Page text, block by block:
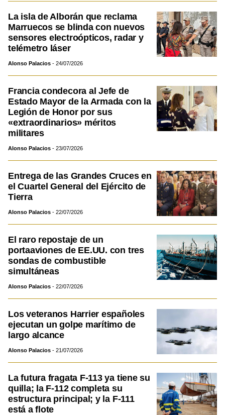
La isla de Alborán que reclama
Marruecos se blinda con nuevos
sensores electroópticos, radar y
telémetro láser
Alonso Palacios 24/07/2026
Francia condecora al Jefe de
Estado Mayor de la Armada con la
Legión de Honor por sus
«extraordinarios» méritos
militares
Alonso Palacios 23/07/2026
Entrega de las Grandes Cruces en
el Cuartel General del Ejército de
Tierra
Alonso Palacios 22/07/2026
El raro repostaje de un
portaaviones de EE.UU. con tres
sondas de combustible
simultáneas
Alonso Palacios 22/07/2026
Los veteranos Harrier españoles
ejecutan un golpe marítimo de
largo alcance
Alonso Palacios 21/07/2026
La futura fragata F-113 ya tiene su
quilla; la F-112 completa su
estructura principal; y la F-111
está a flote